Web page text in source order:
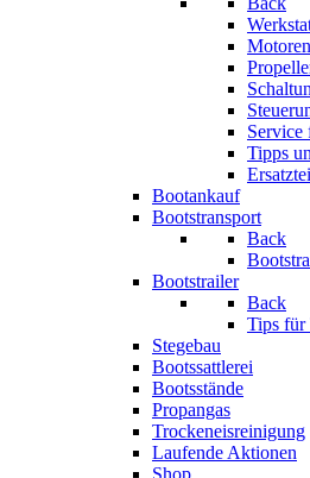
Motoren
Service
Tipps
Bootankauf
Bootstransport
Back
Bootstrailer
Back
Tips für
Stegebau
Bootssattlerei
Bootsstände
Propangas
Trockeneisreinigung
Laufende Aktionen
Shop